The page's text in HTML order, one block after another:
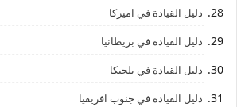
دليل القيادة في اميركا
دليل القيادة في بريطانيا
دليل القيادة في بلجيكا
دليل القيادة في جنوب افريقيا